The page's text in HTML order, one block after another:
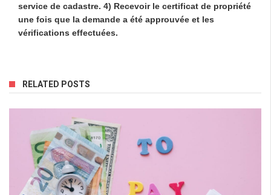
service de cadastre. 4) Recevoir le certificat de propriété
une fois que la demande a été approuvée et les
vérifications effectuées.
RELATED POSTS